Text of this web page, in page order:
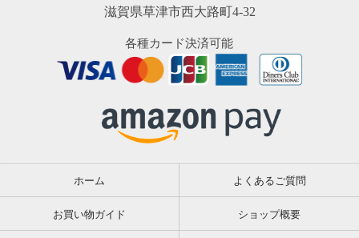
滋賀県草津市西大路町4-32
各種カード決済可能
ホーム よくあるご質問
お買い物ガイド ショップ概要